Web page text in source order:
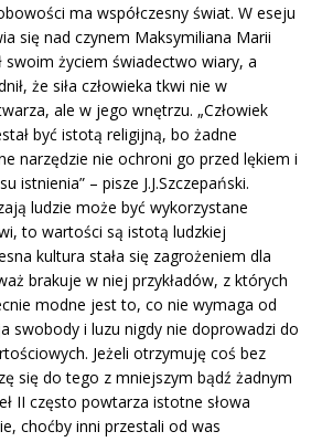
ma współczesny świat. W eseju
się nad czynem Maksymiliana Marii
swoim życiem świadectwo wiary, a
że siła człowieka tkwi nie w
ale w jego wnętrzu. „Człowiek
być istotą religijną, bo żadne
narzędzie nie ochroni go przed lękiem i
istnienia” – pisze J.J.Szczepański.
ludzie może być wykorzystane
to wartości są istotą ludzkiej
kultura stała się zagrożeniem dla
brakuje w niej przykładów, z których
modne jest to, co nie wymaga od
swobody i luzu nigdy nie doprowadzi do
Jeżeli otrzymuję coś bez
się do tego z mniejszym bądź żadnym
II często powtarza istotne słowa
choćby inni przestali od was